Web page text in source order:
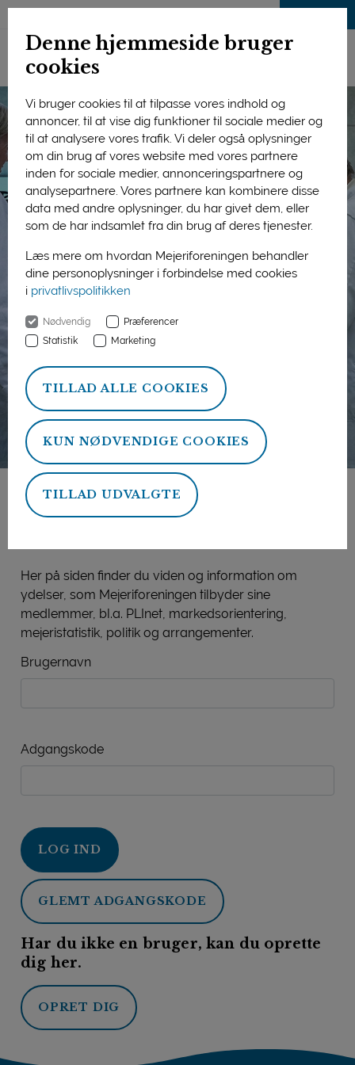
Denne hjemmeside bruger
cookies
Vi bruger cookies til at tilpasse vores indhold og
annoncer, til at vise dig funktioner til sociale medier og
til at analysere vores trafik. Vi deler også oplysninger
om din brug af vores website med vores partnere
inden for sociale medier, annonceringspartnere og
analysepartnere. Vores partnere kan kombinere disse
data med andre oplysninger, du har givet dem, eller
som de har indsamlet fra din brug af deres tjenester.
Læs mere om hvordan Mejeriforeningen behandler
dine personoplysninger i forbindelse med cookies
i privatlivspolitikken
Nødvendig
Præferencer
Statistik
Marketing
TILLAD ALLE COOKIES
KUN NØDVENDIGE COOKIES
TILLAD UDVALGTE
Mejeriforeningens
Her på siden finder du viden og information om
ydelser, som Mejeriforeningen tilbyder sine
medlemmer, bl.a. PLInet, markedsorientering,
mejeristatistik, politik og arrangementer.
Brugernavn
Adgangskode
LOG IND
GLEMT ADGANGSKODE
Har du ikke en bruger, kan du oprette
dig her.
OPRET DIG